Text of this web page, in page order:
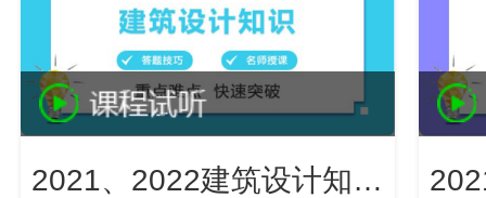
2021、2022建筑设计知识（新）